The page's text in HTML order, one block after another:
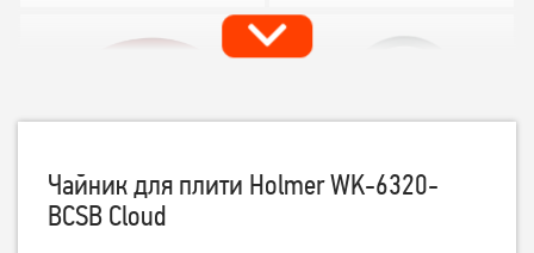
Чайник для плити Holmer WK-6320-
BCSB Cloud